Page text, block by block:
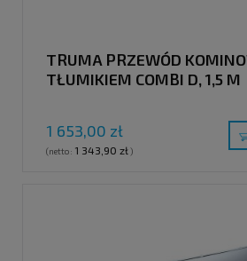
TRUMA PRZEWÓD
TŁUMIKIEM COMBI D, 1,5 M
1 653,00 zł
(netto: 1 343,90 zł)